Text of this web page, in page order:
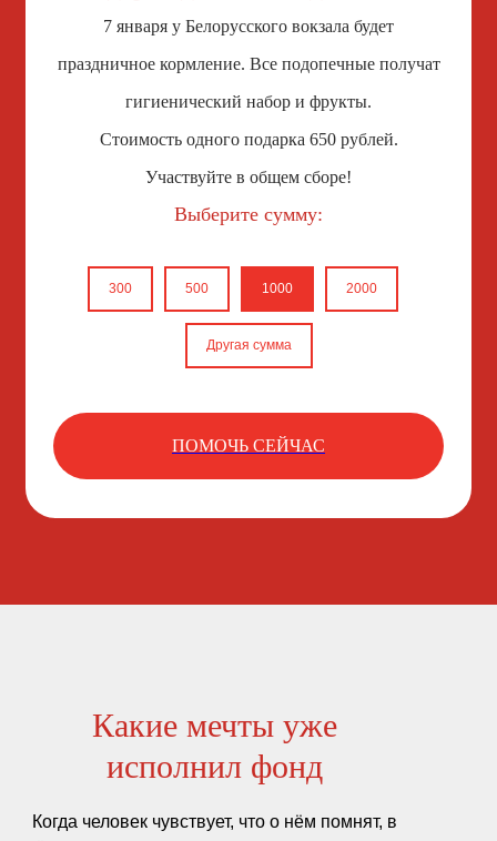
7 января у Белорусского вокзала будет
праздничное кормление. Все подопечные получат
гигиенический набор и фрукты.
Стоимость одного подарка 650 рублей.
Участвуйте в общем сборе!
Выберите сумму:
300 500 1000 2000
Другая сумма
ПОМОЧЬ СЕЙЧАС
Какие мечты уже
исполнил фонд
Когда человек чувствует, что о нём помнят, в